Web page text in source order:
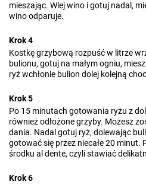
mieszając. Wlej wino i gotuj nadal,
wino odparuje.
Krok 4
Kostkę grzybową rozpuść w litrze
bulionu, gotuj na małym ogniu,
ryż wchłonie bulion dolej kolejną
Krok 5
Po 15 minutach gotowania ryżu z
również odłożone grzyby. Możesz
dania. Nadal gotuj ryż, dolewając
gotować się przez niecałe 20 minut.
środku al dente, czyli stawiać
Krok 6